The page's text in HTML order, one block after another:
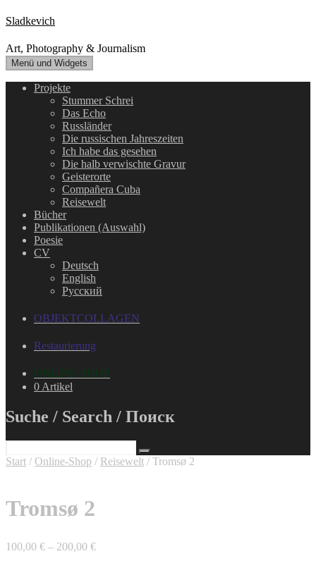
Zum
Inhalt
springen
Sladkevich
Art, Photography & Journalism
Menü und Widgets
Projekte
Stummer Schrei
Das Echo
Russländer
Die russischen Jahreszeiten
Ich habe das gesehen
Die halb verwischte Gravur
Geisterorte
Compañera Cuba
Reisewelt
Bücher
Publikationen (Auswahl)
Poesie
CV
Deutsch
English
Русский
OBJEKTCOLLAGEN
Restaurierung
ONLINE-SHOP
0 Artikel
Suche / Search / Поиск
Start / Online-Shop / Reisewelt / Tromsø 2
Tromsø 2
100,00 € – 200,00 €